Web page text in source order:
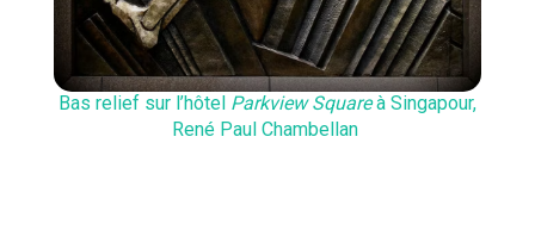
Bas relief sur l’hôtel Parkview Squareà Singapour,
René Paul Chambellan